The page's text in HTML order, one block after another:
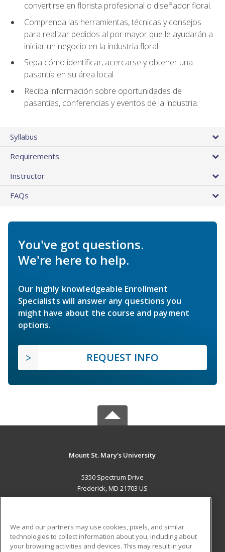
convertirse en florista profesional o diseñador floral.
Comprenda las herramientas, técnicas y consejos
para realizar pedidos al por mayor que le ayudarán a
iniciar un negocio en la industria floral.
Sepa cómo identificar, acercarse y obtener una
pasantía en su área local.
Reciba información sobre oportunidades de
pasantías, conferencias y eventos de la industria.
Syllabus
Requirements
Instructor
FAQs
You've got questions.
We're here to help.
Our highly knowledgeable Enrollment
Specialists will answer any questions you
might have about the course and payment
options.
REQUEST INFO
Mount St. Mary's University
5350 Spectrum Drive
Frederick, MD 21703 US
ADDITIONAL RESOURCES
We and our partners may use cookies, pixels, and similar
technologies to collect information about you, including about
your browsing activities and devices. This may result in your